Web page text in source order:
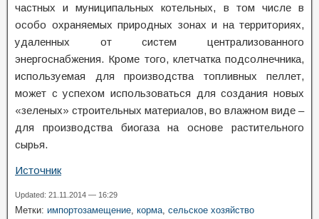
частных и муниципальных котельных, в том числе в
особо охраняемых природных зонах и на территориях,
удаленных от систем централизованного
энергоснабжения. Кроме того, клетчатка подсолнечника,
используемая для производства топливных пеллет,
может с успехом использоваться для создания новых
«зеленых» строительных материалов, во влажном виде –
для производства биогаза на основе растительного
сырья.
Источник
Updated: 21.11.2014 — 16:29
Метки: импортозамещение, корма, сельское хозяйство